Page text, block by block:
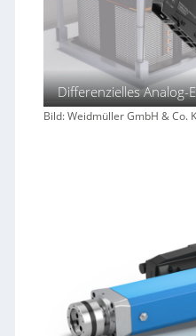
Differenzielles Analog-
Bild: Weidmüller GmbH & Co.